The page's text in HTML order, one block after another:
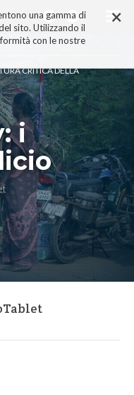
×
una gamma di
sito. Utilizzando il
con le nostre
CRITICA DELLA
i